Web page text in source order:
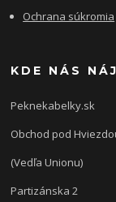
Ochrana súkromia
KDE NÁS
Peknekabelky.sk
Obchod pod
(Vedľa Unionu)
Partizánska 2